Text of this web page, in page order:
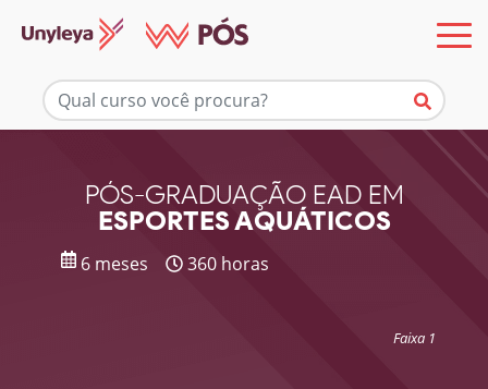
PÓS-GRADUAÇÃO EAD EM
ESPORTES AQUÁTICOS
6 meses 360 horas
Faixa 1
Mais informações